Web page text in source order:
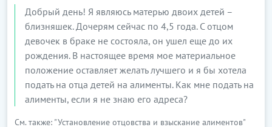
Добрый день! Я являюсь матерью двоих детей –
близняшек. Дочерям сейчас по 4,5 года. С отцом
девочек в браке не состояла, он ушел еще до их
рождения. В настоящее время мое материальное
положение оставляет желать лучшего и я бы хотела
подать на отца детей на алименты. Как мне подать на
алименты, если я не знаю его адреса?
См. также: "Установление отцовства и взыскание алиментов"